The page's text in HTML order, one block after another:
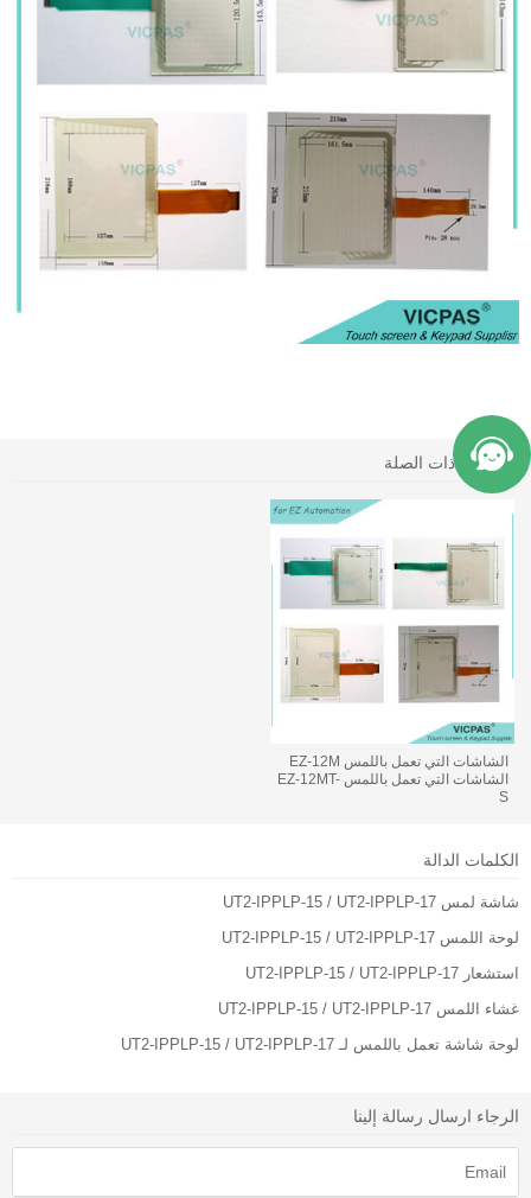
المنتجات ذات الصلة
الشاشات التي تعمل باللمس EZ-12M
الشاشات التي تعمل باللمس EZ-12MT-
S
الكلمات الدالة
شاشة لمس UT2-IPPLP-15 / UT2-IPPLP-17
لوحة اللمس UT2-IPPLP-15 / UT2-IPPLP-17
استشعار UT2-IPPLP-15 / UT2-IPPLP-17
غشاء اللمس UT2-IPPLP-15 / UT2-IPPLP-17
لوحة شاشة تعمل باللمس لـ UT2-IPPLP-15 / UT2-IPPLP-17
الرجاء ارسال رسالة إلينا